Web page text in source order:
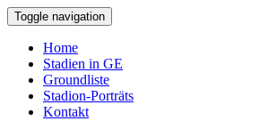
Toggle navigation
Home
Stadien in GE
Groundliste
Stadion-Porträts
Kontakt